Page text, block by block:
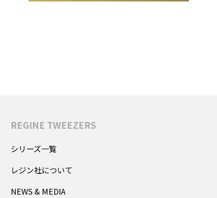
REGINE TWEEZERS
シリーズ一覧
レジン社について
NEWS & MEDIA